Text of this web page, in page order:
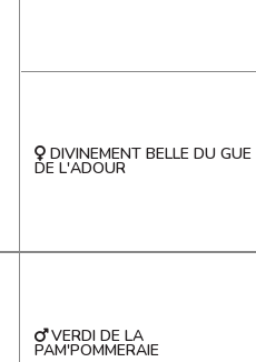
DIVINEMENT BELLE DU GUE
DE L'ADOUR
VERDI DE LA
PAM'POMMERAIE